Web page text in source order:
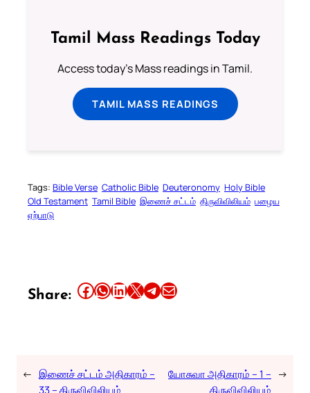
Tamil Mass Readings Today
Access today's Mass readings in Tamil.
TAMIL MASS READINGS
Tags: Bible Verse Catholic Bible Deuteronomy Holy Bible
Old Testament Tamil Bible இணைச் சட்டம் திருவிவிலியம் பழைய
ஏற்பாடு
Share: Share this article on Facebook Share this article on WhatsApp Share this article on LinkedIn Share this article on X Share this article on TelegramEmail this Article
← இணைச் சட்டம் அதிகாரம் –
33 – திருவிவிலியம்
யோசுவா அதிகாரம் – 1 –
திருவிவிலியம்
→